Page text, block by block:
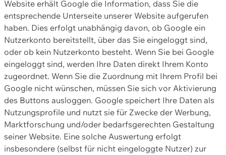
Website erhält Google die Information, dass Sie die
entsprechende Unterseite unserer Website aufgerufen
haben. Dies erfolgt unabhängig davon, ob Google ein
Nutzerkonto bereitstellt, über das Sie eingeloggt sind,
oder ob kein Nutzerkonto besteht. Wenn Sie bei Google
eingeloggt sind, werden Ihre Daten direkt Ihrem Konto
zugeordnet. Wenn Sie die Zuordnung mit Ihrem Profil bei
Google nicht wünschen, müssen Sie sich vor Aktivierung
des Buttons ausloggen. Google speichert Ihre Daten als
Nutzungsprofile und nutzt sie für Zwecke der Werbung,
Marktforschung und/oder bedarfsgerechten Gestaltung
seiner Website. Eine solche Auswertung erfolgt
insbesondere (selbst für nicht eingeloggte Nutzer) zur